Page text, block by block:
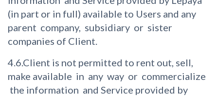
(in part or in full) available to Users and any
parent company, subsidiary or sister
companies of Client.
4.6.Client is not permitted to rent out, sell,
make available in any way or commercialize
the information and Service provided by